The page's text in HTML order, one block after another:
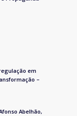
em
–
Afonso Abelhão,